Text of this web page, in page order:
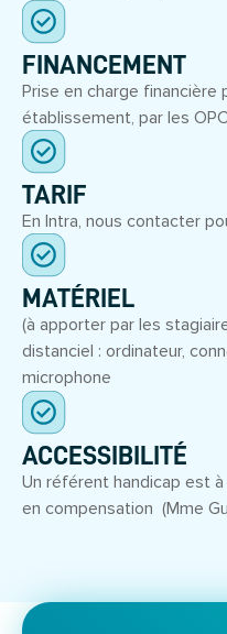
FINANCEMENT
Prise en charge
établissement, par les
TARIF
En Intra, nous contacter
MATÉRIEL
(à apporter par les
distanciel : ordinateur,
microphone
ACCESSIBILITÉ
Un référent handicap est
en compensation (Mme